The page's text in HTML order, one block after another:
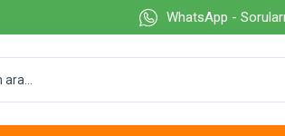
WhatsApp -